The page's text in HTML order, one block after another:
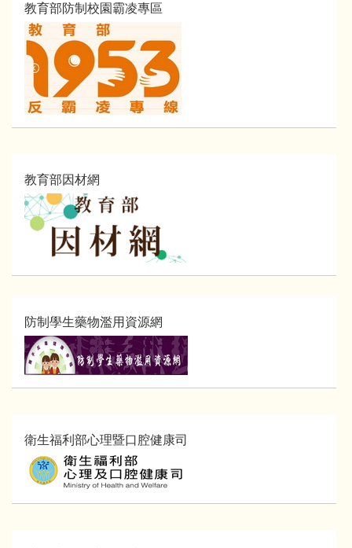
教育部防制校園霸凌專區
教育部因材網
防制學生藥物濫用資源網
衛生福利部心理暨口腔健康司